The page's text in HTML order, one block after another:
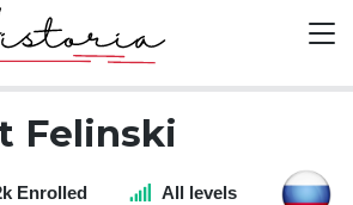
Felinski
Enrolled All levels